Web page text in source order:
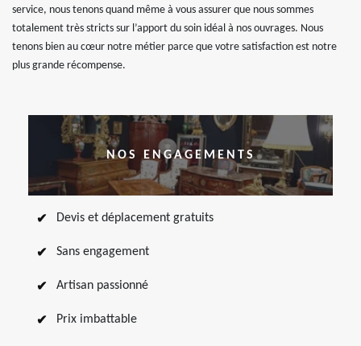
service, nous tenons quand même à vous assurer que nous sommes
totalement très stricts sur l’apport du soin idéal à nos ouvrages. Nous
tenons bien au cœur notre métier parce que votre satisfaction est notre
plus grande récompense.
NOS ENGAGEMENTS
Devis et déplacement gratuits
Sans engagement
Artisan passionné
Prix imbattable